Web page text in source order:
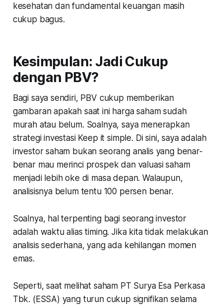
kesehatan dan fundamental keuangan masih
cukup bagus.
Kesimpulan: Jadi Cukup
dengan PBV?
Bagi saya sendiri, PBV cukup memberikan
gambaran apakah saat ini harga saham sudah
murah atau belum. Soalnya, saya menerapkan
strategi investasi Keep it simple. Di sini, saya adalah
investor saham bukan seorang analis yang benar-
benar mau merinci prospek dan valuasi saham
menjadi lebih oke di masa depan. Walaupun,
analisisnya belum tentu 100 persen benar.
Soalnya, hal terpenting bagi seorang investor
adalah waktu alias timing. Jika kita tidak melakukan
analisis sederhana, yang ada kehilangan momen
emas.
Seperti, saat melihat saham PT Surya Esa Perkasa
Tbk. (ESSA) yang turun cukup signifikan selama